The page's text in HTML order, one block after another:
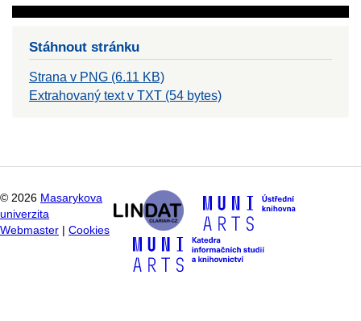
Stáhnout stránku
Strana v PNG (6.11 KB)
Extrahovaný text v TXT (54 bytes)
© 2026 Masarykova
univerzita
Webmaster
Cookies